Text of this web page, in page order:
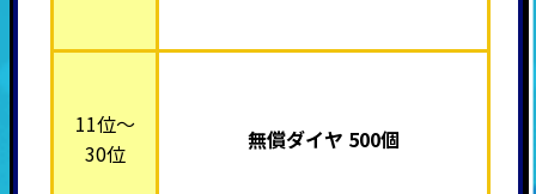
11位～
30位
無償ダイヤ 500個